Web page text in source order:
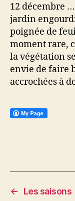
12 décembre
jardin
poignée de
moment rare,
la végétation
envie de faire
accrochées à
←
Les saisons